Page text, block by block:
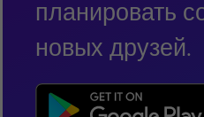
планировать
новых друзей.